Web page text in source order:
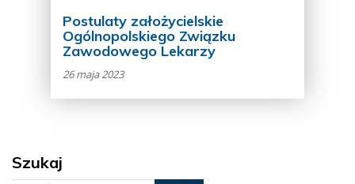
Postulaty założycielskie
Ogólnopolskiego Związku
Zawodowego Lekarzy
26 maja 2023
Szukaj